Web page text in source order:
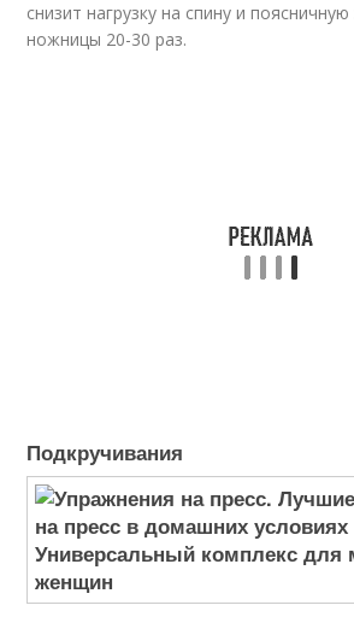
снизит нагрузку на спину и
ножницы 20-30 раз.
Подкручивания